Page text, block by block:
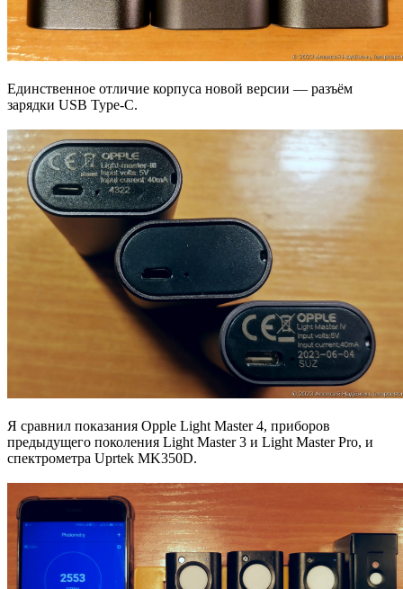
Единственное отличие корпуса новой версии — разъём
зарядки USB Type-C.
Я сравнил показания Opple Light Master 4, приборов
предыдущего поколения Light Master 3 и Light Master Pro, и
спектрометра Uprtek MK350D.